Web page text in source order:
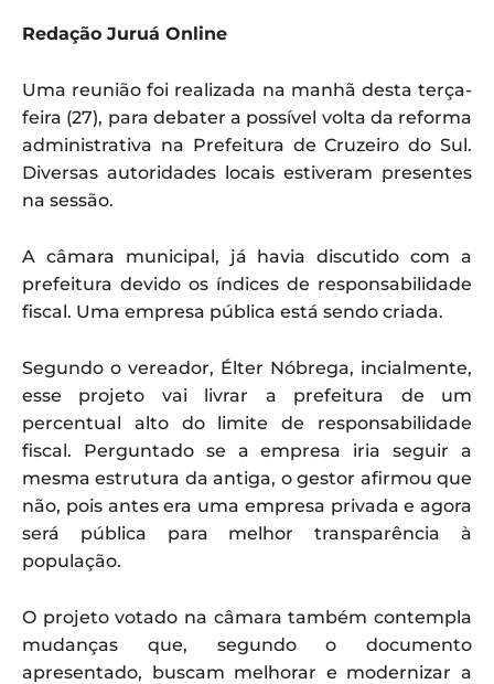
Redação Juruá Online
Uma reunião foi realizada na manhã desta terça-
feira (27), para debater a possível volta da reforma
administrativa na Prefeitura de Cruzeiro do Sul.
Diversas autoridades locais estiveram presentes
na sessão.
A câmara municipal, já havia discutido com a
prefeitura devido os índices de responsabilidade
fiscal. Uma empresa pública está sendo criada.
Segundo o vereador, Élter Nóbrega, incialmente,
esse projeto vai livrar a prefeitura de um
percentual alto do limite de responsabilidade
fiscal. Perguntado se a empresa iria seguir a
mesma estrutura da antiga, o gestor afirmou que
não, pois antes era uma empresa privada e agora
será pública para melhor transparência à
população.
O projeto votado na câmara também contempla
mudanças que, segundo o documento
apresentado, buscam melhorar e modernizar a